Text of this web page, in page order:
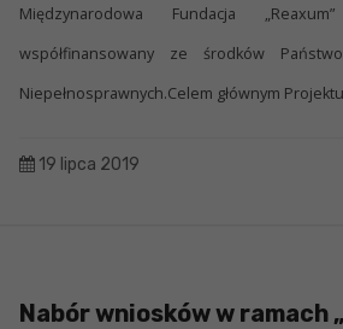
Międzynarodowa Fundacja
współfinansowany ze środków
Niepełnosprawnych.Celem głównym
19 lipca 2019
Nabór wniosków w ramach